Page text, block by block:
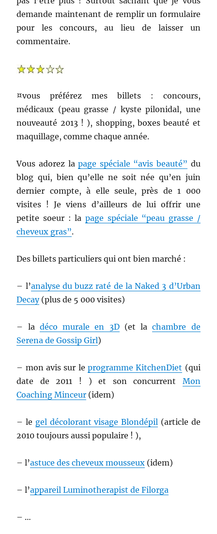
demande maintenant de remplir un formulaire
pour les concours, au lieu de laisser un
commentaire.
¤vous préférez mes billets : concours,
médicaux (peau grasse / kyste pilonidal, une
nouveauté 2013 ! ), shopping, boxes beauté et
maquillage, comme chaque année.
Vous adorez lapage spéciale “avis beauté” du
blog qui, bien qu’elle ne soit née qu’en juin
dernier compte, à elle seule, près de 1 000
visites ! Je viens d’ailleurs de lui offrir une
petite soeur : la page spéciale “peau grasse /
cheveux gras”.
Des billets particuliers qui ont bien marché :
– l’analyse du buzz raté de la Naked 3 d’Urban
Decay(plus de 5 000 visites)
– la déco murale en 3D(et lachambre de
Serena de Gossip Girl)
– mon avis sur le programme KitchenDiet (qui
date de 2011 ! ) et son concurrent Mon
Coaching Minceur (idem)
– le gel décolorant visage Blondépil (article de
2010 toujours aussi populaire ! ),
– l’astuce des cheveux mousseux (idem)
– l’appareil Luminotherapist de Filorga
– …